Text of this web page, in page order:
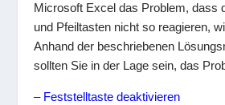
Microsoft Excel das Problem, dass
und Pfeiltasten nicht so reagieren,
Anhand der beschriebenen
sollten Sie in der Lage sein, das
– Feststelltaste deaktivieren